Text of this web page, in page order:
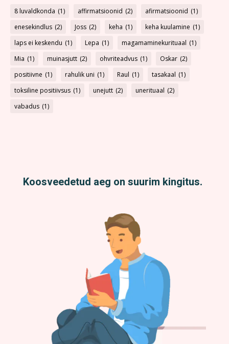
8 luvaldkonda (1) affirmatsioonid (2) afirmatsioonid (1)
enesekindlus (2) Joss (2) keha (1) keha kuulamine (1)
laps ei keskendu (1) Lepa (1) magamaminekurituaal (1)
Mia (1) muinasjutt (2) ohvriteadvus (1) Oskar (2)
positiivne (1) rahulik uni (1) Raul (1) tasakaal (1)
toksiline positiivsus (1) unejutt (2) unerituaal (2)
vabadus (1)
Koosveedetud aeg on suurim kingitus.